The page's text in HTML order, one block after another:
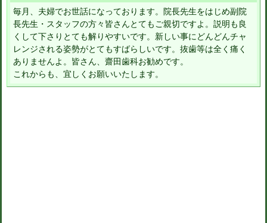
毎月、夫婦でお世話になっております。院長先生をはじめ副院
長先生・スタッフの方々皆さんとてもご親切ですよ。説明も良
くして下さりとても解りやすいです。新しい事にどんどんチャ
レンジされる姿勢がとてもすばらしいです。抜歯等は全く痛く
ありませんよ。皆さん、齋田歯科お勧めです。
これからも、宜しくお願いいたします。